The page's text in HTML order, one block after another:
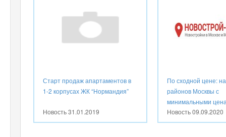
Старт продаж апартаментов в
1-2 корпусах ЖК “Нормандия”
Новость31.01.2019
По сходной цене:
районов Москвы с
минимальными
Новость09.09.2020